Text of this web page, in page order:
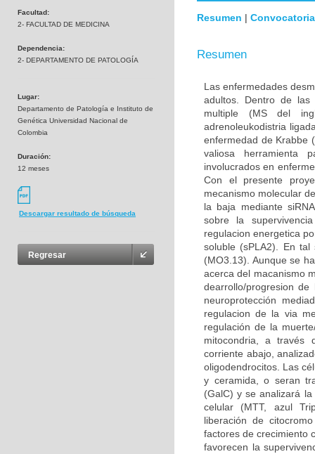
Facultad:
2- FACULTAD DE MEDICINA
Dependencia:
2- DEPARTAMENTO DE PATOLOGÍA
Lugar:
Departamento de Patología e Instituto de
Genética Universidad Nacional de
Colombia
Duración:
12 meses
Descargar resultado de búsqueda
Regresar
Resumen | Convocatoria
Resumen
Las enfermedades
adultos. Dentro de las
multiple (MS del
adrenoleukodistria
enfermedad de Krabbe
valiosa herramienta
involucrados en
Con el presente
mecanismo molecular
la baja mediante
sobre la
regulacion energetica
soluble (sPLA2). En
(MO3.13). Aunque se
acerca del macanismo
dearrollo/progresion
neuroprotección
regulacion de la via
regulación de la
mitocondria, a través
corriente abajo,
oligodendrocitos. Las
y ceramida, o seran
(GalC) y se analizará
celular (MTT, azul
liberación de
factores de crecimiento
favorecen la